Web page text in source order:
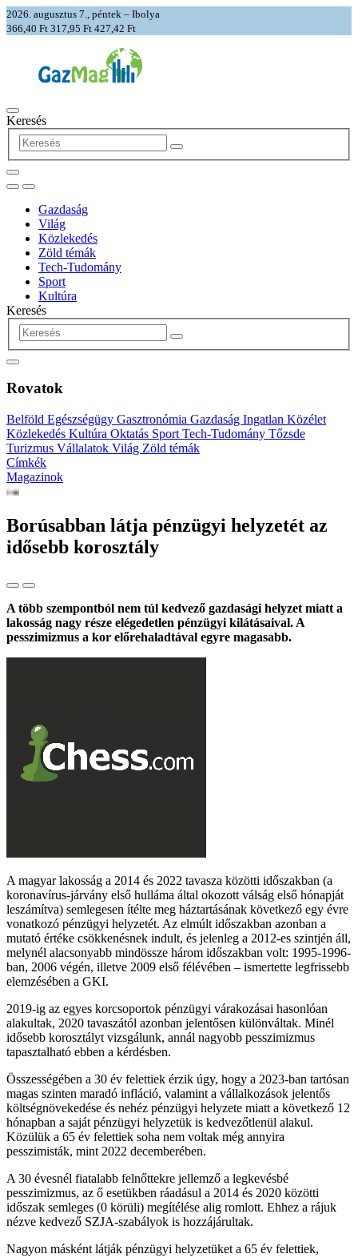
2026. augusztus 7., péntek – Ibolya
366,40 Ft 317,95 Ft 427,42 Ft
Keresés
Gazdaság
Világ
Közlekedés
Zöld témák
Tech-Tudomány
Sport
Kultúra
Keresés
Rovatok
Belföld Egészségügy Gasztronómia Gazdaság Ingatlan Közélet
Közlekedés Kultúra Oktatás Sport Tech-Tudomány Tőzsde
Turizmus Vállalatok Világ Zöld témák
Címkék
Magazinok
Borúsabban látja pénzügyi helyzetét az
idősebb korosztály
A több szempontból nem túl kedvező gazdasági helyzet miatt a
lakosság nagy része elégedetlen pénzügyi kilátásaival. A
pesszimizmus a kor előrehaladtával egyre magasabb.
A magyar lakosság a 2014 és 2022 tavasza közötti időszakban (a
koronavírus-járvány első hulláma által okozott válság első hónapját
leszámítva) semlegesen ítélte meg háztartásának következő egy évre
vonatkozó pénzügyi helyzetét. Az elmúlt időszakban azonban a
mutató értéke csökkenésnek indult, és jelenleg a 2012-es szintjén áll,
melynél alacsonyabb mindössze három időszakban volt: 1995-1996-
ban, 2006 végén, illetve 2009 első félévében – ismertette legfrissebb
elemzésében a GKI.
2019-ig az egyes korcsoportok pénzügyi várakozásai hasonlóan
alakultak, 2020 tavaszától azonban jelentősen különváltak. Minél
idősebb korosztályt vizsgálunk, annál nagyobb pesszimizmus
tapasztalható ebben a kérdésben.
Összességében a 30 év felettiek érzik úgy, hogy a 2023-ban tartósan
magas szinten maradó infláció, valamint a vállalkozások jelentős
költségnövekedése és nehéz pénzügyi helyzete miatt a következő 12
hónapban a saját pénzügyi helyzetük is kedvezőtlenül alakul.
Közülük a 65 év felettiek soha nem voltak még annyira
pesszimisták, mint 2022 decemberében.
A 30 évesnél fiatalabb felnőttekre jellemző a legkevésbé
pesszimizmus, az ő esetükben ráadásul a 2014 és 2020 közötti
időszak semleges (0 körüli) megítélése alig romlott. Ehhez a rájuk
nézve kedvező SZJA-szabályok is hozzájárultak.
Nagyon másként látják pénzügyi helyzetüket a 65 év felettiek,